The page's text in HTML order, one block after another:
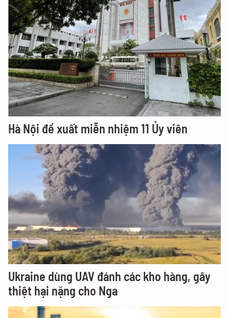
Hà Nội đề xuất miễn nhiệm 11 Ủy viên
Ukraine dùng UAV đánh các kho hàng, gây
thiệt hại nặng cho Nga